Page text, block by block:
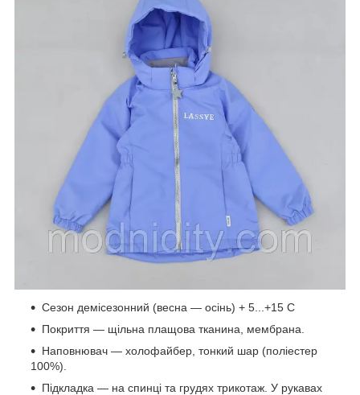
Сезон демісезонний (весна — осінь) + 5...+15 С
Покриття — щільна плащова тканина, мембрана.
Наповнювач — холофайбер, тонкий шар (поліестер
100%).
Підкладка — на спинці та грудях трикотаж. У рукавах